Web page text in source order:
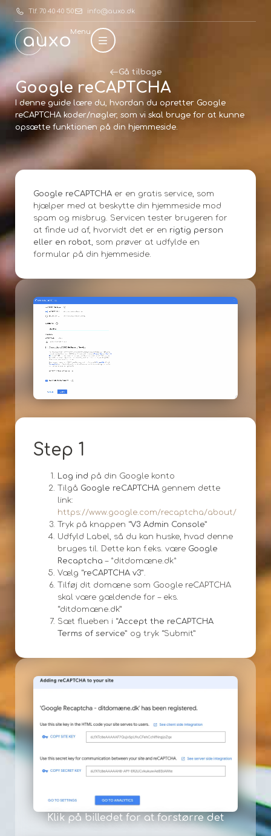
Tlf. 70 40 40 50 info@auxo.dk
Menu
Gå tilbage
Google reCAPTCHA
I denne guide lære du, hvordan du opretter Google
reCAPTCHA koder/nøgler, som vi skal bruge for at kunne
opsætte funktionen på din hjemmeside.
Google reCAPTCHA er en gratis service, som
hjælper med at beskytte din hjemmeside mod
spam og misbrug. Servicen tester brugeren for
at finde ud af, hvorvidt det er en rigtig person
eller en robot, som prøver at udfylde en
formular på din hjemmeside.
Step 1
Log ind på din Google konto
Tilgå Google reCAPTCHA gennem dette
link:
https://www.google.com/recaptcha/about/
Tryk på knappen “V3 Admin Console”
Udfyld Label, så du kan huske, hvad denne
bruges til. Dette kan f.eks. være Google
Recaptcha – *ditdomæne.dk*
Vælg “reCAPTCHA v3”.
Tilføj dit domæne som Google reCAPTCHA
skal være gældende for – eks.
“ditdomæne.dk”
Sæt flueben i “Accept the reCAPTCHA
Terms of service” og tryk “Submit”
Klik på billedet for at forstørre det